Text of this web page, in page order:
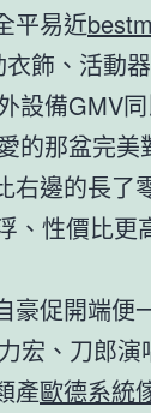
平易近
飾、活動
設備GMV
的那盆完美
右邊的長了
、性價比更
豪促開端便
宏、刀郎演
產歐德系統